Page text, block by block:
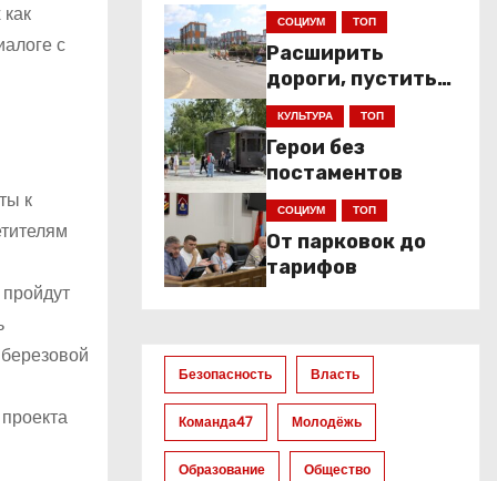
с
к
СОЦИУМ ТОП
Расширить
дороги, пустить
низкопольники
КУЛЬТУРА ТОП
Герои без
постаментов
СОЦИУМ ТОП
От парковок до
тарифов
Безопасность Власть
Команда47 Молодёжь
Образование Общество